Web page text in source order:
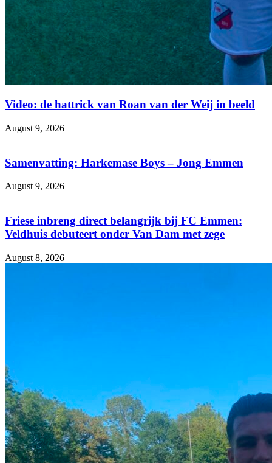
Video: de hattrick van Roan van der Weij in beeld
August 9, 2026
Samenvatting: Harkemase Boys – Jong Emmen
August 9, 2026
Friese inbreng direct belangrijk bij FC Emmen:
Veldhuis debuteert onder Van Dam met zege
August 8, 2026